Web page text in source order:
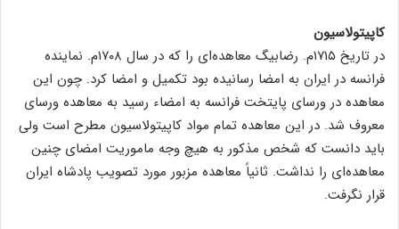
کاپیتولاسیون
در تاریخ ۱۷۱۵م. رضابیگ معاهده‌ای را که در سال ۱۷۰۸م. نماینده
فرانسه در ایران به امضا رسانیده بود تکمیل و امضا کرد. چون این
معاهده در ورسای پایتخت فرانسه به امضاء رسید به معاهده ورسای
معروف شد. در این معاهده تمام مواد کاپیتولاسیون مطرح است ولی
باید دانست که شخص مذکور به هیچ وجه ماموریت امضای چنین
معاهده‌ای را نداشت. ثانیاً معاهده مزبور مورد تصویب پادشاه ایران
قرار نگرفت.